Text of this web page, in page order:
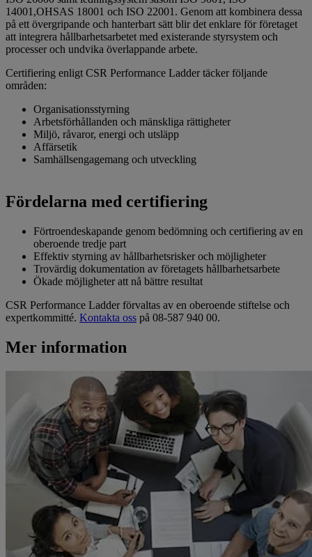
14001,OHSAS 18001 och ISO 22001. Genom att kombinera dessa
på ett övergripande och hanterbart sätt blir det enklare för företaget
att integrera hållbarhetsarbetet med existerande styrsystem och
processer och undvika överlappande arbete.
Certifiering enligt CSR Performance Ladder täcker följande
områden:
Organisationsstyrning
Arbetsförhållanden och mänskliga rättigheter
Miljö, råvaror, energi och utsläpp
Affärsetik
Samhällsengagemang och utveckling
Fördelarna med certifiering
Förtroendeskapande genom bedömning och certifiering av en
oberoende tredje part
Effektiv styrning av hållbarhetsrisker och möjligheter
Trovärdig dokumentation av företagets hållbarhetsarbete
Ökade möjligheter att nå bättre resultat
CSR Performance Ladder förvaltas av en oberoende stiftelse och
expertkommitté. Kontakta oss på 08-587 940 00.
Mer information